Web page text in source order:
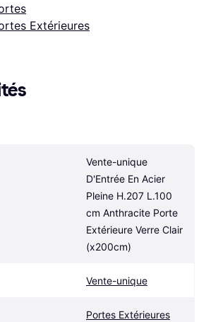
Extérieures
Vente-unique
D'Entrée En Acier
Pleine H.207 L.100
cm Anthracite Porte
Extérieure Verre Clair
(x200cm)
Vente-unique
Portes Extérieures